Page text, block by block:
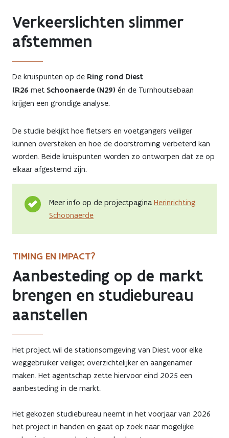
Verkeerslichten slimmer
afstemmen
De kruispunten op de Ring rond Diest
(R26 met Schoonaerde (N29) én de Turnhoutsebaan
krijgen een grondige analyse.
De studie bekijkt hoe fietsers en voetgangers veiliger
kunnen oversteken en hoe de doorstroming verbeterd kan
worden. Beide kruispunten worden zo ontworpen dat ze op
elkaar afgestemd zijn.
Meer info op de projectpagina Herinrichting
Schoonaerde
TIMING EN IMPACT?
Aanbesteding op de markt
brengen en studiebureau
aanstellen
Het project wil de stationsomgeving van Diest voor elke
weggebruiker veiliger, overzichtelijker en aangenamer
maken. Het agentschap zette hiervoor eind 2025 een
aanbesteding in de markt.
Het gekozen studiebureau neemt in het voorjaar van 2026
het project in handen en gaat op zoek naar mogelijke